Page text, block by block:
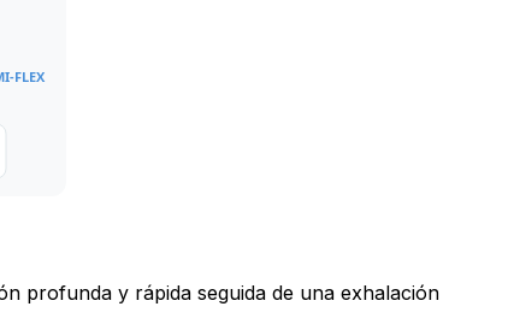
FLEX
profunda y rápida seguida de una exhalación